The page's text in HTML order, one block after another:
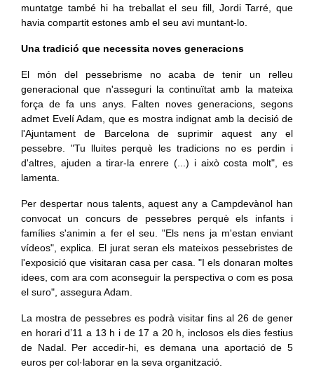
muntatge també hi ha treballat el seu fill, Jordi Tarré, que
havia compartit estones amb el seu avi muntant-lo.
Una tradició que necessita noves generacions
El món del pessebrisme no acaba de tenir un relleu
generacional que n'asseguri la continuïtat amb la mateixa
força de fa uns anys. Falten noves generacions, segons
admet Evelí Adam, que es mostra indignat amb la decisió de
l'Ajuntament de Barcelona de suprimir aquest any el
pessebre. "Tu lluites perquè les tradicions no es perdin i
d'altres, ajuden a tirar-la enrere (...) i això costa molt", es
lamenta.
Per despertar nous talents, aquest any a Campdevànol han
convocat un concurs de pessebres perquè els infants i
famílies s'animin a fer el seu. "Els nens ja m'estan enviant
vídeos", explica. El jurat seran els mateixos pessebristes de
l'exposició que visitaran casa per casa. "I els donaran moltes
idees, com ara com aconseguir la perspectiva o com es posa
el suro", assegura Adam.
La mostra de pessebres es podrà visitar fins al 26 de gener
en horari d’11 a 13 h i de 17 a 20 h, inclosos els dies festius
de Nadal. Per accedir-hi, es demana una aportació de 5
euros per col·laborar en la seva organització.